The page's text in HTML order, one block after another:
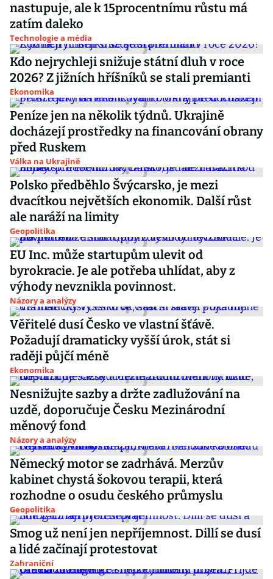
nastupuje, ale k 15procentnímu růstu má
zatím daleko
Technologie a média
Kdo nejrychleji snižuje státní dluh v roce
2026? Z jižních hříšníků se stali premianti
Ekonomika
Peníze jen na několik týdnů. Ukrajině
docházejí prostředky na financování obrany
před Ruskem
Válka na Ukrajině
Polsko předběhlo Švýcarsko, je mezi
dvacítkou největších ekonomik. Další růst
ale naráží na limity
Geopolitika
EU Inc. může startupům ulevit od
byrokracie. Je ale potřeba uhlídat, aby z
výhody nevznikla povinnost.
Názory a analýzy
Věřitelé dusí Česko ve vlastní šťávě.
Požadují dramaticky vyšší úrok, stát si
raději půjčí méně
Ekonomika
Nesnižujte sazby a držte zadlužování na
uzdě, doporučuje Česku Mezinárodní
měnový fond
Názory a analýzy
Německý motor se zadrhává. Merzův
kabinet chystá šokovou terapii, která
rozhodne o osudu českého průmyslu
Geopolitika
Smog už není jen nepříjemnost. Dillí se dusí
a lidé začínají protestovat
Zahraniční